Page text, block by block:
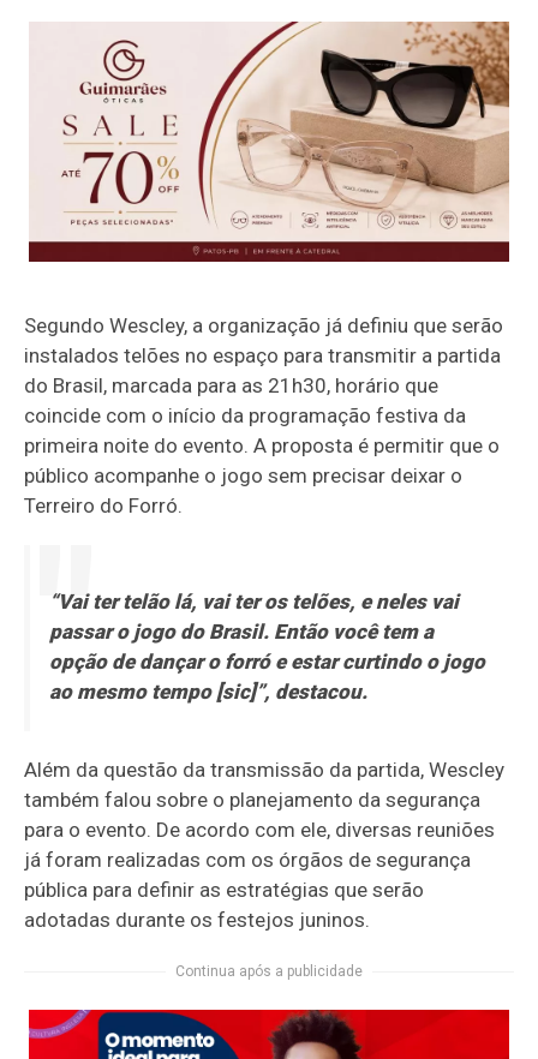
Segundo Wescley, a organização já definiu que serão
instalados telões no espaço para transmitir a partida
do Brasil, marcada para as 21h30, horário que
coincide com o início da programação festiva da
primeira noite do evento. A proposta é permitir que o
público acompanhe o jogo sem precisar deixar o
Terreiro do Forró.
“Vai ter telão lá, vai ter os telões, e neles vai
passar o jogo do Brasil. Então você tem a
opção de dançar o forró e estar curtindo o jogo
ao mesmo tempo [sic]”, destacou.
Além da questão da transmissão da partida, Wescley
também falou sobre o planejamento da segurança
para o evento. De acordo com ele, diversas reuniões
já foram realizadas com os órgãos de segurança
pública para definir as estratégias que serão
adotadas durante os festejos juninos.
Continua após a publicidade